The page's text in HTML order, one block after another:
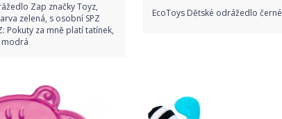
Zap značky Toyz,
zelená, s osobní SPZ
Pokuty za mně platí tatínek,
modrá
Do obchodu
EcoToys Dětské odrážedlo černé